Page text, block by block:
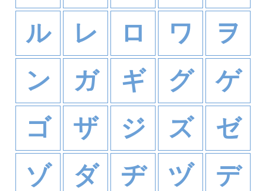
ル
レ ロ ワ
ヲ
ン
ガ ギ グ
ゲ
ゴ
ザ ジ ズ
ゼ
ゾ
ダ ヂ ヅ
デ